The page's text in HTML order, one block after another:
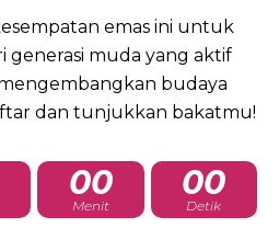
emas ini untuk
generasi muda yang aktif
budaya
dan tunjukkan bakatmu!
00
Menit
00
Detik